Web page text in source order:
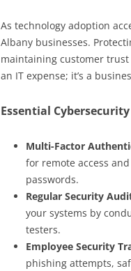
As technology adoption
Albany businesses.
maintaining customer
an IT expense; it’s a
Essential
Multi-Factor
for remote access
passwords.
Regular Security
your systems by
testers.
Employee Security
phishing attempts,